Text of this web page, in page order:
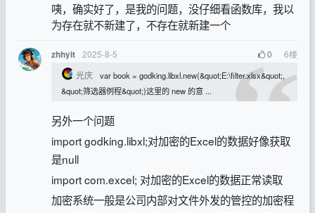
咦，确实好了，是我的问题，没仔细看函数库，我以
为存在就不新建了，不存在就新建一个
zhhyit 2025-8-5 0 6楼
光庆
var book = godking.libxl.new(&quot;E:\filter.xlsx&quot;,
&quot;筛选器例程&quot;)这里的 new 的意 ...
另外一个问题
import godking.libxl;对加密的Excel的数据好像获取
是null
import com.excel; 对加密的Excel的数据正常读取
加密系统一般是公司内部对文件外发的管控的加密程